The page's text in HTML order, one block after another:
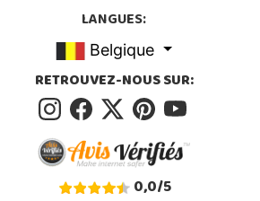
LANGUES:
Belgique
RETROUVEZ-NOUS SUR:
0,0/5